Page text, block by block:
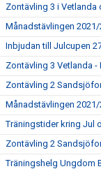
Zontävling 3 i Vetlanda
Månadstävlingen
Inbjudan till Julcupen
Zontävling 3 Vetlanda
Zontävling 2
Månadstävlingen
Träningstider kring Jul
Zontävling 2
Träningshelg Ungdom